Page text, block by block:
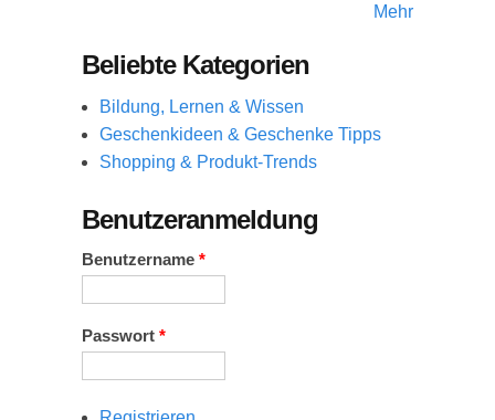
Mehr
Beliebte Kategorien
Bildung, Lernen & Wissen
Geschenkideen & Geschenke Tipps
Shopping & Produkt-Trends
Benutzeranmeldung
Benutzername *
Passwort *